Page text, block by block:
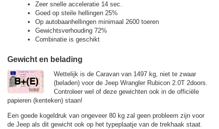
Zeer snelle acceleratie 14 sec.
Goed op steile hellingen 25%
Op autobaanhellingen minimaal 2600 toeren
Gewichtsverhouding 72%
Combinatie is geschikt
Gewicht en belading
Wettelijk is de Caravan van 1497 kg, niet te zwaar
(beladen) voor de Jeep Wrangler Rubicon 2.0T 2doors.
Controleer wel of deze gewichten ook in de officiële
papieren (kenteken) staan!
Een goede kogeldruk van ongeveer 80 kg zal geen probleem zijn voor
de Jeep als dit gewicht ook op het typeplaatje van de trekhaak staat.